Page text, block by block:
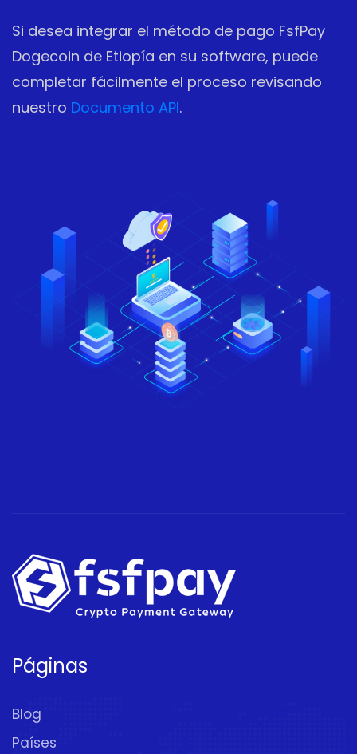
Si desea integrar el método de pago FsfPay
Dogecoin de Etiopía en su software, puede
completar fácilmente el proceso revisando
nuestro Documento API.
Páginas
Blog
Países